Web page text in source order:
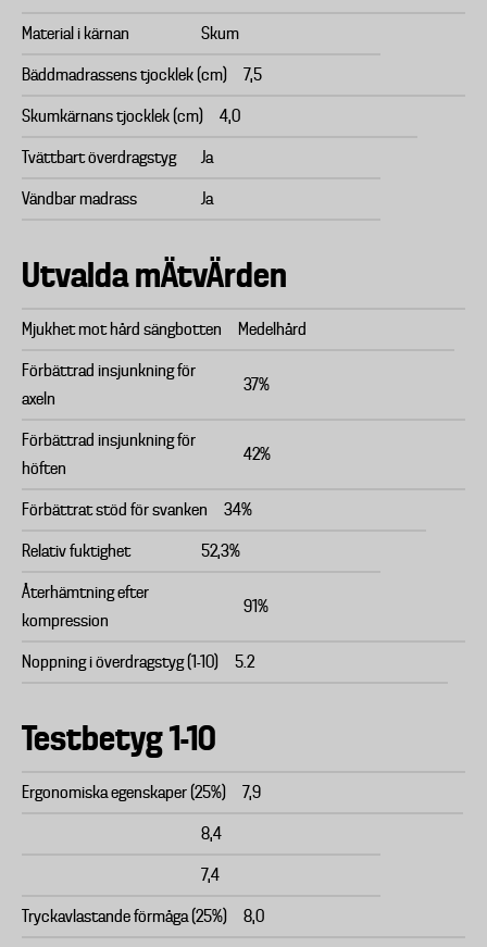
Material i kärnan Skum
Bäddmadrassens tjocklek (cm) 7,5
Skumkärnans tjocklek (cm) 4,0
Tvättbart överdragstyg Ja
Vändbar madrass Ja
Utvalda mÄtvÄrden
Mjukhet mot hård sängbotten Medelhård
Förbättrad insjunkning för
axeln
37%
Förbättrad insjunkning för
höften
42%
Förbättrat stöd för svanken 34%
Relativ fuktighet 52,3%
Återhämtning efter
kompression
91%
Noppning i överdragstyg (1-10) 5.2
Testbetyg 1-10
Ergonomiska egenskaper (25%) 7,9
8,4
7,4
Tryckavlastande förmåga (25%) 8,0